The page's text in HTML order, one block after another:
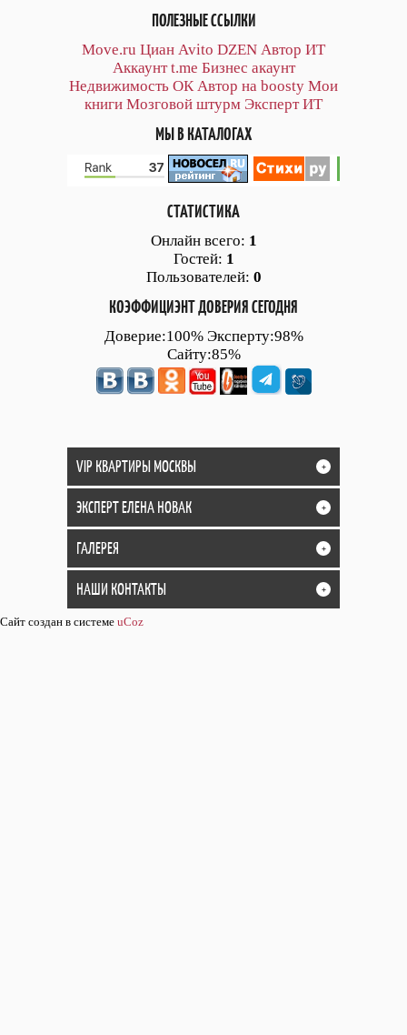
ПОЛЕЗНЫЕ ССЫЛКИ
Move.ru Циан Avito DZEN Автор ИТ
Аккаунт t.me Бизнес акаунт
Недвижимость ОК Автор на boosty Мои
книги Мозговой штурм Эксперт ИТ
МЫ В КАТАЛОГАХ
СТАТИСТИКА
Онлайн всего: 1
Гостей: 1
Пользователей: 0
КОЭФФИЦИЭНТ ДОВЕРИЯ СЕГОДНЯ
Доверие:100% Эксперту:98%
Сайту:85%
VIP КВАРТИРЫ МОСКВЫ +
ЭКСПЕРТ ЕЛЕНА НОВАК +
ГАЛЕРЕЯ +
НАШИ КОНТАКТЫ +
Сайт создан в системе uCoz